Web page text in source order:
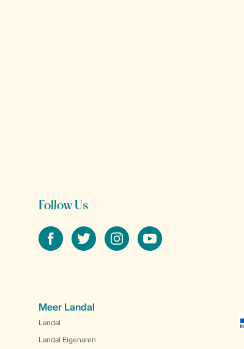
Follow Us
facebooktwitter instagramyoutube
Meer Landal
Landal
Landal Eigenaren